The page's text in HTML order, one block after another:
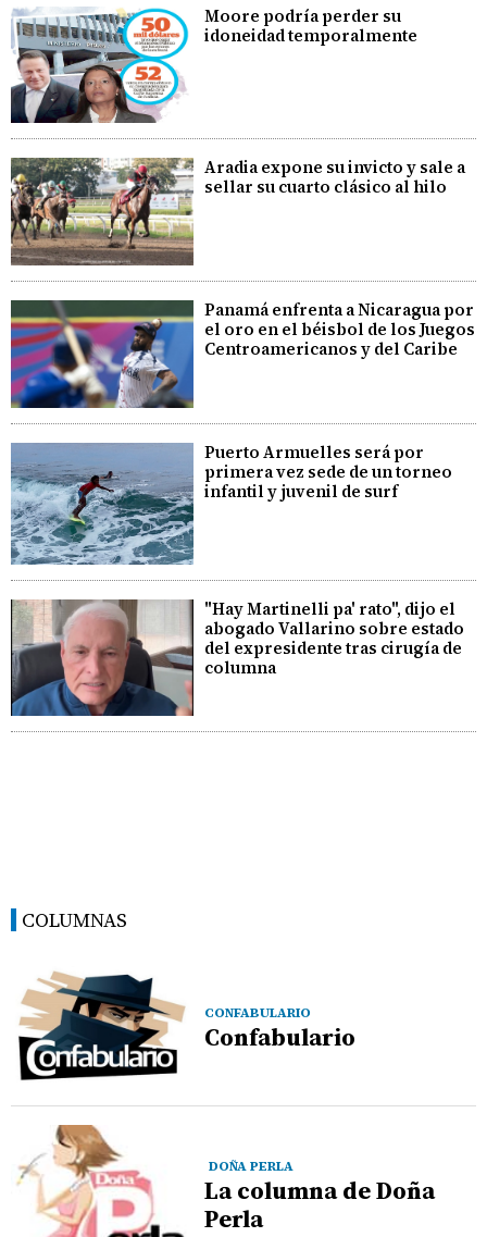
Moore podría perder su
idoneidad temporalmente
Aradia expone su invicto y sale a
sellar su cuarto clásico al hilo
Panamá enfrenta a Nicaragua por
el oro en el béisbol de los Juegos
Centroamericanos y del Caribe
Puerto Armuelles será por
primera vez sede de un torneo
infantil y juvenil de surf
"Hay Martinelli pa' rato", dijo el
abogado Vallarino sobre estado
del expresidente tras cirugía de
columna
COLUMNAS
CONFABULARIO
Confabulario
DOÑA PERLA
La columna de Doña
Perla